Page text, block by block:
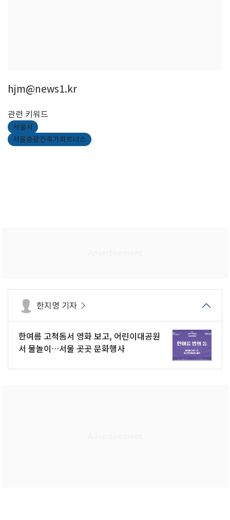
hjm@news1.kr
관련 키워드
서울시
서울총괄건축가파트너스
한지명 기자
한여름 고척돔서 영화 보고, 어린이대공원
서 물놀이…서울 곳곳 문화행사